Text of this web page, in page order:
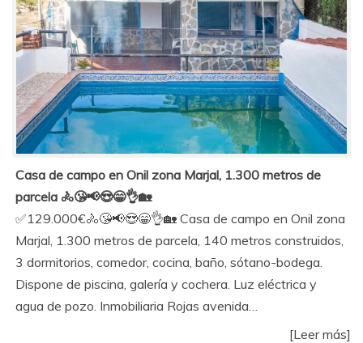
Casa de campo en Onil zona Marjal, 1.300 metros de
parcela 🚴😘📢😍😁👌🏡
✅129.000€🚴😘📢😍😁👌🏡 Casa de campo en Onil zona
Marjal, 1.300 metros de parcela, 140 metros construidos,
3 dormitorios, comedor, cocina, baño, sótano-bodega.
Dispone de piscina, galería y cochera. Luz eléctrica y
agua de pozo. Inmobiliaria Rojas avenida…
[Leer más]